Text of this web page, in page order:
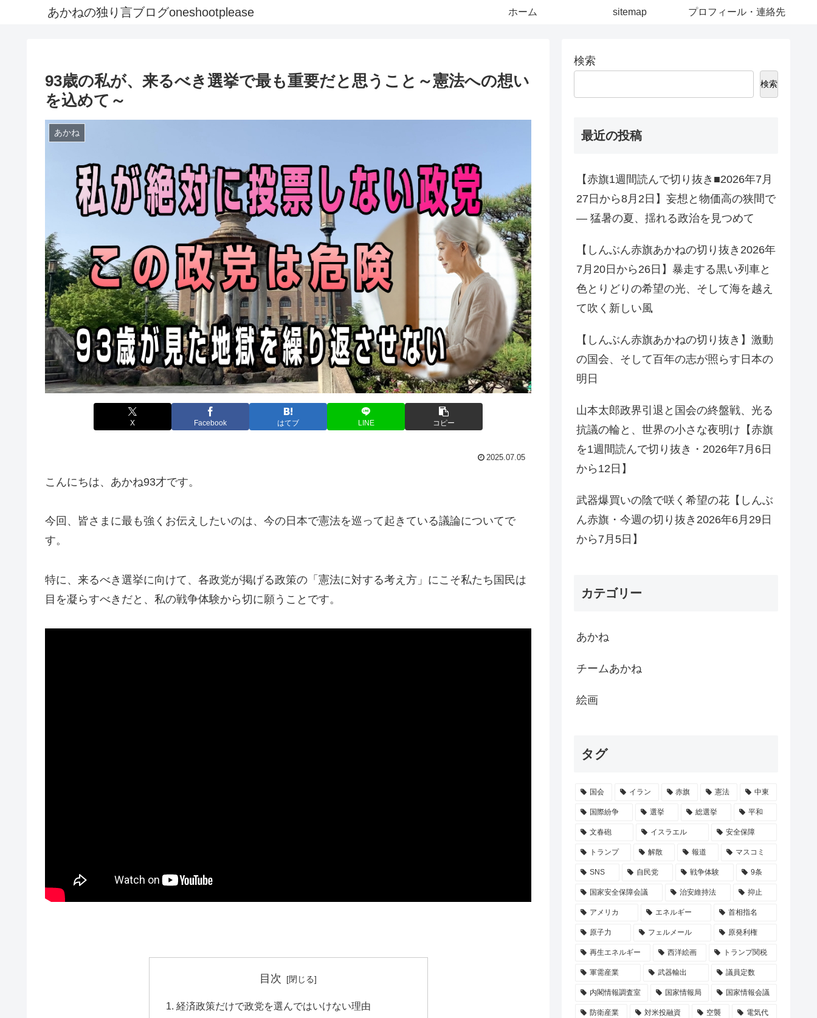
あかねの独り言ブログoneshootplease ホーム sitemap プロフィール・連絡先
93歳の私が、来るべき選挙で最も重要だと思うこと～憲法への想い
を込めて～
あかね
X Facebook はてブ LINE コピー
2025.07.05
こんにちは、あかね93才です。
今回、皆さまに最も強くお伝えしたいのは、今の日本で憲法を巡って起きている議論についてで
す。
特に、来るべき選挙に向けて、各政党が掲げる政策の「憲法に対する考え方」にこそ私たち国民は
目を凝らすべきだと、私の戦争体験から切に願うことです。
目次
経済政策だけで政党を選んではいけない理由
検索
検索
最近の投稿
【赤旗1週間読んで切り抜き■2026年7月
27日から8月2日】妄想と物価高の狭間で
― 猛暑の夏、揺れる政治を見つめて
【しんぶん赤旗あかねの切り抜き2026年
7月20日から26日】暴走する黒い列車と
色とりどりの希望の光、そして海を越え
て吹く新しい風
【しんぶん赤旗あかねの切り抜き】激動
の国会、そして百年の志が照らす日本の
明日
山本太郎政界引退と国会の終盤戦、光る
抗議の輪と、世界の小さな夜明け【赤旗
を1週間読んで切り抜き・2026年7月6日
から12日】
武器爆買いの陰で咲く希望の花【しんぶ
ん赤旗・今週の切り抜き2026年6月29日
から7月5日】
カテゴリー
あかね
チームあかね
絵画
タグ
国会 イラン 赤旗 憲法 中東
国際紛争 選挙 総選挙 平和
文春砲 イスラエル 安全保障
トランプ 解散 報道 マスコミ
SNS 自民党 戦争体験 9条
国家安全保障会議 治安維持法 抑止
アメリカ エネルギー 首相指名
原子力 フェルメール 原発利権
再生エネルギー 西洋絵画 トランプ関税
軍需産業 武器輸出 議員定数
内閣情報調査室 国家情報局 国家情報会議
防衛産業 対米投融資 空襲 電気代